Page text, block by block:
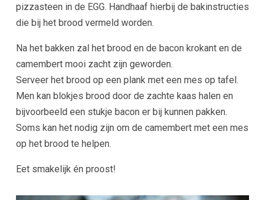
pizzasteen in de EGG. Handhaaf hierbij de bakinstructies
die bij het brood vermeld worden.
Na het bakken zal het brood en de bacon krokant en de
camembert mooi zacht zijn geworden.
Serveer het brood op een plank met een mes op tafel.
Men kan blokjes brood door de zachte kaas halen en
bijvoorbeeld een stukje bacon er bij kunnen pakken.
Soms kan het nodig zijn om de camembert met een mes
op het brood te helpen.
Eet smakelijk én proost!